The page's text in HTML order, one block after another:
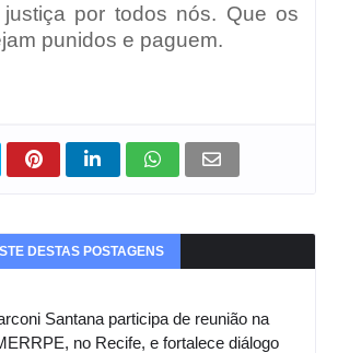
por todos nós. Que os
punidos e paguem.
DESTAS POSTAGENS
Santana participa de reunião na
no Recife, e fortalece diálogo